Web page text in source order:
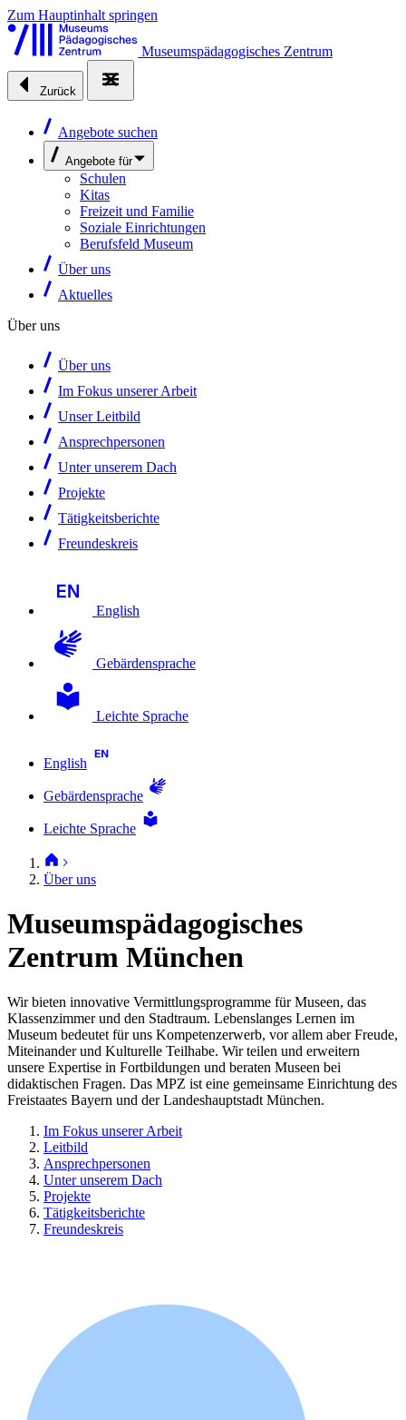
Zum Hauptinhalt springen
Museumspädagogisches Zentrum
Zurück
Angebote suchen
Angebote für
Schulen
Kitas
Freizeit und Familie
Soziale Einrichtungen
Berufsfeld Museum
Über uns
Aktuelles
Über uns
Über uns
Im Fokus unserer Arbeit
Unser Leitbild
Ansprechpersonen
Unter unserem Dach
Projekte
Tätigkeitsberichte
Freundeskreis
English
Gebärdensprache
Leichte Sprache
English
Gebärdensprache
Leichte Sprache
Über uns
Museumspädagogisches
Zentrum München
Wir bieten innovative Vermittlungsprogramme für Museen, das
Klassenzimmer und den Stadtraum. Lebenslanges Lernen im
Museum bedeutet für uns Kompetenzerwerb, vor allem aber Freude,
Miteinander und Kulturelle Teilhabe. Wir teilen und erweitern
unsere Expertise in Fortbildungen und beraten Museen bei
didaktischen Fragen. Das MPZ ist eine gemeinsame Einrichtung des
Freistaates Bayern und der Landeshauptstadt München.
Im Fokus unserer Arbeit
Leitbild
Ansprechpersonen
Unter unserem Dach
Projekte
Tätigkeitsberichte
Freundeskreis